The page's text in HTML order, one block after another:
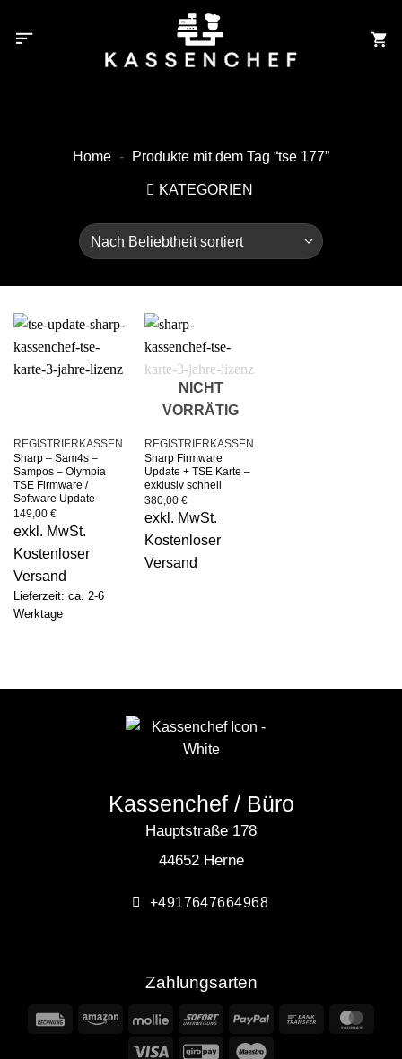
Inhalt
Home - Produkte mit dem Tag “tse 177”
KATEGORIEN
REGISTRIERKASSEN
Sharp – Sam4s –
Sampos – Olympia
TSE Firmware /
Software Update
149,00 €
exkl. MwSt.
Kostenloser
Versand
Lieferzeit: ca. 2-6
Werktage
NICHT
VORRÄTIG
REGISTRIERKASSEN
Sharp Firmware
Update + TSE Karte –
exklusiv schnell
380,00 €
exkl. MwSt.
Kostenloser
Versand
Kassenchef / Büro
Hauptstraße 178
44652 Herne
+4917647664968
Zahlungsarten
RechungAmazonMollie Sofort PayPal
Bank
Visa GiroPay